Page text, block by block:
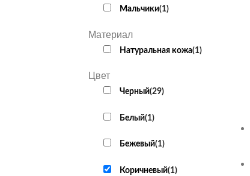
Мальчики(1)
Материал
Натуральная кожа(1)
Цвет
Черный(29)
Белый(1)
Бежевый(1)
Коричневый(1)